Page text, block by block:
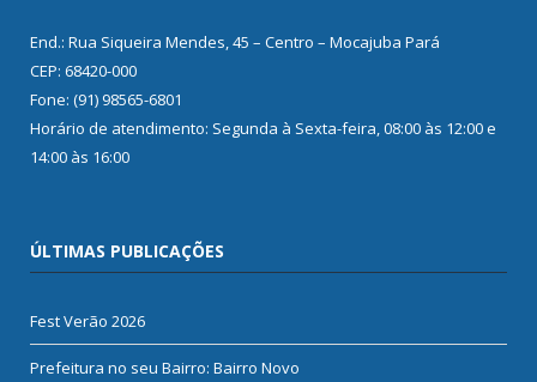
End.: Rua Siqueira Mendes, 45 – Centro – Mocajuba Pará
CEP: 68420-000
Fone: (91) 98565-6801
Horário de atendimento: Segunda à Sexta-feira, 08:00 às 12:00 e
14:00 às 16:00
ÚLTIMAS PUBLICAÇÕES
Fest Verão 2026
Prefeitura no seu Bairro: Bairro Novo